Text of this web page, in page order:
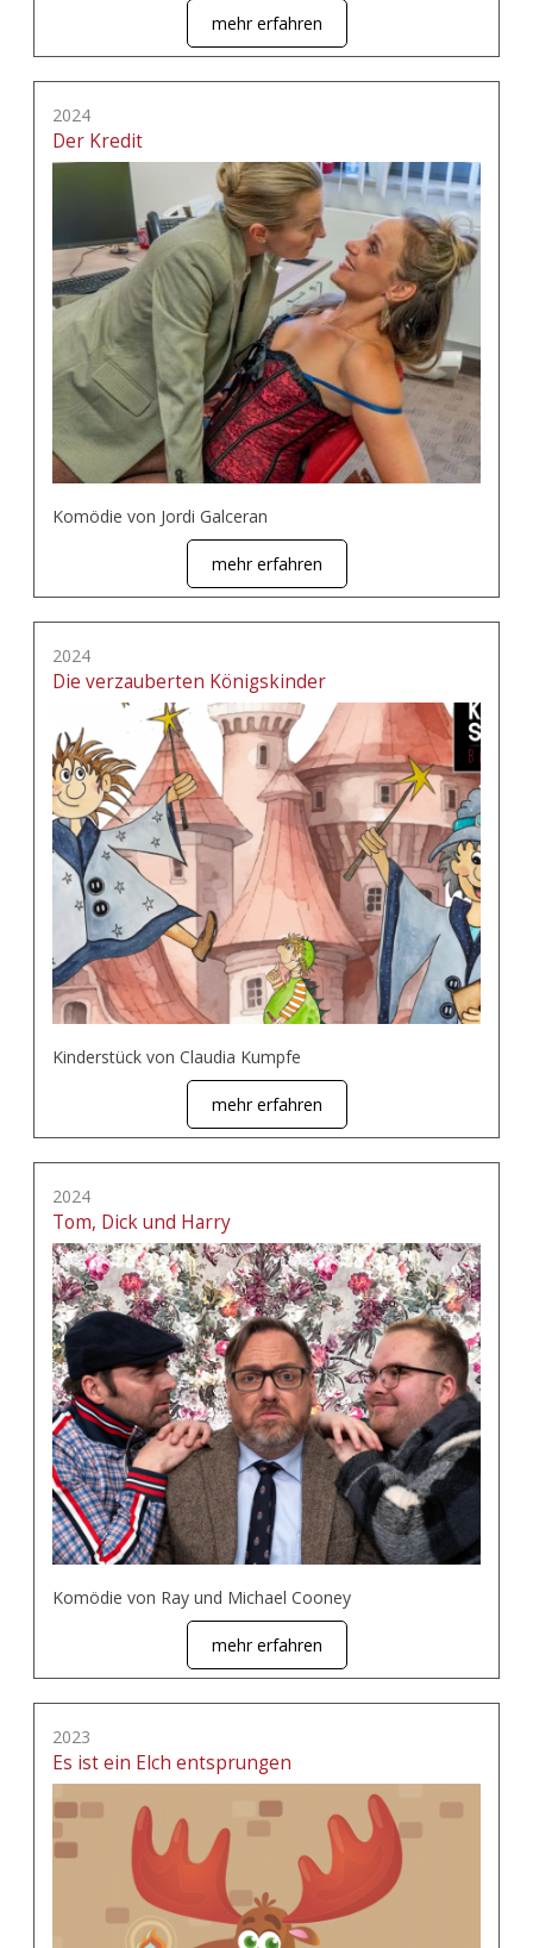
mehr erfahren
2024
Der Kredit
Komödie von Jordi Galceran
mehr erfahren
2024
Die verzauberten Königskinder
Kinderstück von Claudia Kumpfe
mehr erfahren
2024
Tom, Dick und Harry
Komödie von Ray und Michael Cooney
mehr erfahren
2023
Es ist ein Elch entsprungen